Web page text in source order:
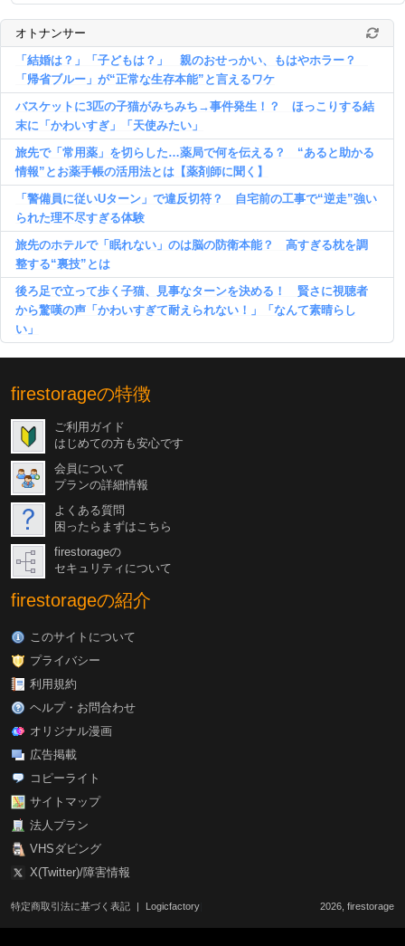
オトナンサー
「結婚は？」「子どもは？」 親のおせっかい、もはやホラー？
「帰省ブルー」が“正常な生存本能”と言えるワケ
バスケットに3匹の子猫がみちみち→事件発生！？ ほっこりする結
末に「かわいすぎ」「天使みたい」
旅先で「常用薬」を切らした…薬局で何を伝える？ “あると助かる
情報”とお薬手帳の活用法とは【薬剤師に聞く】
「警備員に従いUターン」で違反切符？ 自宅前の工事で“逆走”強い
られた理不尽すぎる体験
旅先のホテルで「眠れない」のは脳の防衛本能？ 高すぎる枕を調
整する“裏技”とは
後ろ足で立って歩く子猫、見事なターンを決める！ 賢さに視聴者
から驚嘆の声「かわいすぎて耐えられない！」「なんて素晴らし
い」
firestorageの特徴
ご利用ガイド
はじめての方も安心です
会員について
プランの詳細情報
よくある質問
困ったらまずはこちら
firestorageの
セキュリティについて
firestorageの紹介
このサイトについて
プライバシー
利用規約
ヘルプ・お問合わせ
オリジナル漫画
広告掲載
コピーライト
サイトマップ
法人プラン
VHSダビング
X(Twitter)/障害情報
特定商取引法に基づく表記 | Logicfactory 2026, firestorage